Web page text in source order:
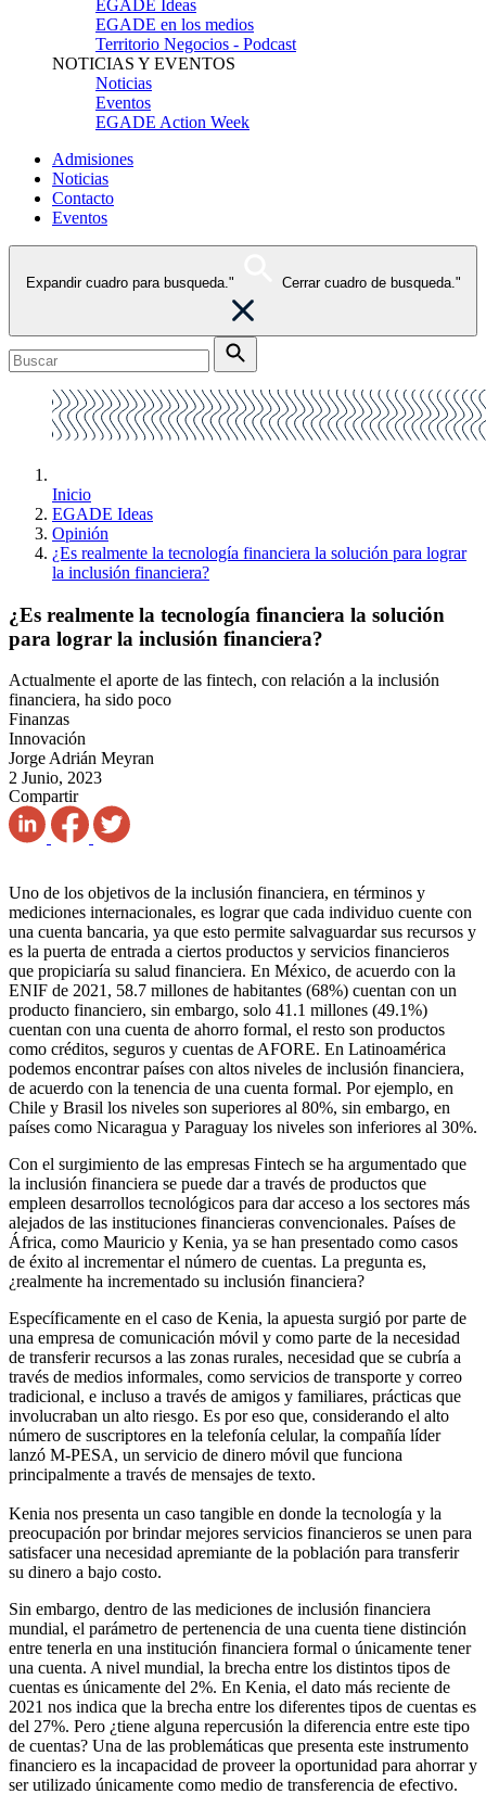
EGADE Ideas
EGADE en los medios
Territorio Negocios - Podcast
NOTICIAS Y EVENTOS
Noticias
Eventos
EGADE Action Week
Admisiones
Noticias
Contacto
Eventos
Expandir cuadro para busqueda." Cerrar cuadro de busqueda."
Inicio
EGADE Ideas
Opinión
¿Es realmente la tecnología financiera la solución para lograr
la inclusión financiera?
¿Es realmente la tecnología financiera la solución
para lograr la inclusión financiera?
Actualmente el aporte de las fintech, con relación a la inclusión
financiera, ha sido poco
Finanzas
Innovación
Jorge Adrián Meyran
2 Junio, 2023
Compartir
Uno de los objetivos de la inclusión financiera, en términos y
mediciones internacionales, es lograr que cada individuo cuente con
una cuenta bancaria, ya que esto permite salvaguardar sus recursos y
es la puerta de entrada a ciertos productos y servicios financieros
que propiciaría su salud financiera. En México, de acuerdo con la
ENIF de 2021, 58.7 millones de habitantes (68%) cuentan con un
producto financiero, sin embargo, solo 41.1 millones (49.1%)
cuentan con una cuenta de ahorro formal, el resto son productos
como créditos, seguros y cuentas de AFORE. En Latinoamérica
podemos encontrar países con altos niveles de inclusión financiera,
de acuerdo con la tenencia de una cuenta formal. Por ejemplo, en
Chile y Brasil los niveles son superiores al 80%, sin embargo, en
países como Nicaragua y Paraguay los niveles son inferiores al 30%.
Con el surgimiento de las empresas Fintech se ha argumentado que
la inclusión financiera se puede dar a través de productos que
empleen desarrollos tecnológicos para dar acceso a los sectores más
alejados de las instituciones financieras convencionales. Países de
África, como Mauricio y Kenia, ya se han presentado como casos
de éxito al incrementar el número de cuentas. La pregunta es,
¿realmente ha incrementado su inclusión financiera?
Específicamente en el caso de Kenia, la apuesta surgió por parte de
una empresa de comunicación móvil y como parte de la necesidad
de transferir recursos a las zonas rurales, necesidad que se cubría a
través de medios informales, como servicios de transporte y correo
tradicional, e incluso a través de amigos y familiares, prácticas que
involucraban un alto riesgo. Es por eso que, considerando el alto
número de suscriptores en la telefonía celular, la compañía líder
lanzó M-PESA, un servicio de dinero móvil que funciona
principalmente a través de mensajes de texto.
Kenia nos presenta un caso tangible en donde la tecnología y la
preocupación por brindar mejores servicios financieros se unen para
satisfacer una necesidad apremiante de la población para transferir
su dinero a bajo costo.
Sin embargo, dentro de las mediciones de inclusión financiera
mundial, el parámetro de pertenencia de una cuenta tiene distinción
entre tenerla en una institución financiera formal o únicamente tener
una cuenta. A nivel mundial, la brecha entre los distintos tipos de
cuentas es únicamente del 2%. En Kenia, el dato más reciente de
2021 nos indica que la brecha entre los diferentes tipos de cuentas es
del 27%. Pero ¿tiene alguna repercusión la diferencia entre este tipo
de cuentas? Una de las problemáticas que presenta este instrumento
financiero es la incapacidad de proveer la oportunidad para ahorrar y
ser utilizado únicamente como medio de transferencia de efectivo.